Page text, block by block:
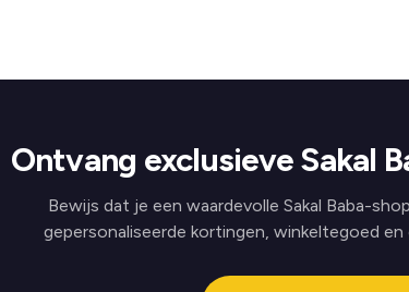
Ontvang exclusieve Sakal
Bewijs dat je een waardevolle Sakal Baba-
gepersonaliseerde kortingen, winkeltegoed en